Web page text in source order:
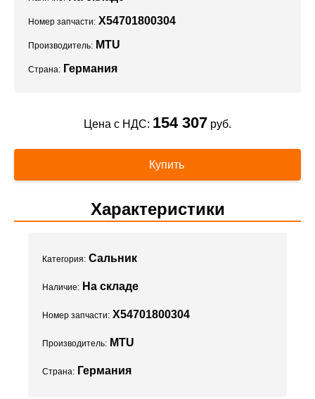
Номер запчасти: X54701800304
Производитель: MTU
Страна: Германия
Цена с НДС: 154 307 руб.
Купить
Характеристики
Категория: Сальник
Наличие: На складе
Номер запчасти: X54701800304
Производитель: MTU
Страна: Германия